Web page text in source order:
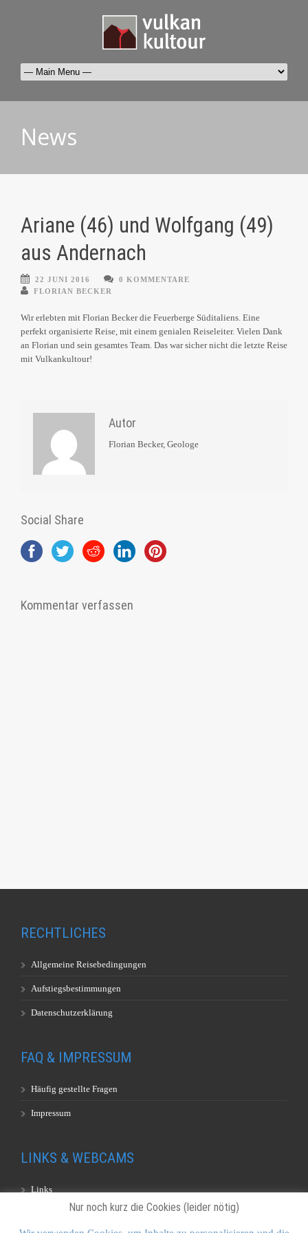
News
Ariane (46) und Wolfgang (49)
aus Andernach
22 JUNI 2016
0 KOMMENTARE
FLORIAN BECKER
Wir erlebten mit Florian Becker die Feuerberge Süditaliens. Eine
perfekt organisierte Reise, mit einem genialen Reiseleiter. Vielen Dank
an Florian und sein gesamtes Team. Das war sicher nicht die letzte Reise
mit Vulkankultour!
Autor
Florian Becker, Geologe
Social Share
Kommentar verfassen
RECHTLICHES
Allgemeine Reisebedingungen
Aufstiegsbestimmungen
Datenschutzerklärung
FAQ & IMPRESSUM
Häufig gestellte Fragen
Impressum
LINKS & WEBCAMS
Links
Nur noch kurz die Cookies (leider nötig)